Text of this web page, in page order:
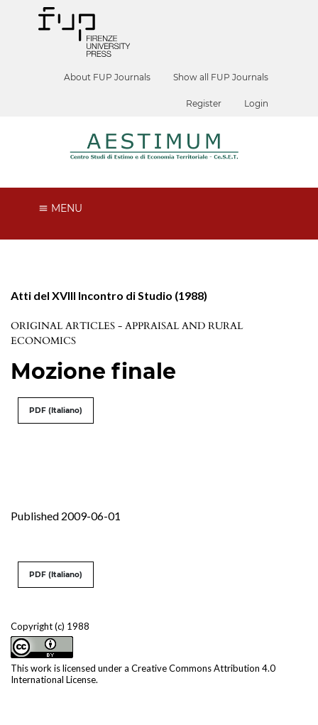
About FUP Journals Show all FUP Journals
Register Login
MENU
Atti del XVIII Incontro di Studio (1988)
ORIGINAL ARTICLES - APPRAISAL AND RURAL
ECONOMICS
Mozione finale
PDF (Italiano)
Published 2009-06-01
Copyright (c) 1988
This work is licensed under a Creative Commons Attribution 4.0
International License.
PDF (Italiano)